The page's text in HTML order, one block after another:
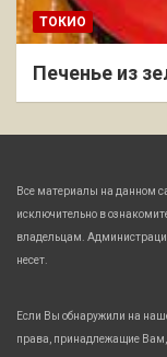
ТОКИО
Печенье из
Все материалы на данном
исключительно в
владельцам.
несет.
Если Вы обнаружили на
права, принадлежащие